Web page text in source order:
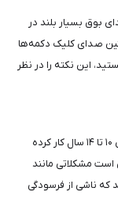
بوق بسیار بلند در
صدای کلیک دکمه‌ها
این نکته را در نظر
بسیاری از کاربران گزارش داده‌اند که این کتری بین ۱۰ تا ۱۴ سال کار کرده
مشکلاتی مانند
ناشی از فرسودگی